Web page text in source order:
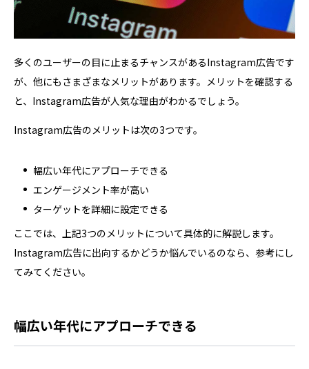
多くのユーザーの目に止まるチャンスがあるInstagram広告です
が、他にもさまざまなメリットがあります。メリットを確認する
と、Instagram広告が人気な理由がわかるでしょう。
Instagram広告のメリットは次の3つです。
幅広い年代にアプローチできる
エンゲージメント率が高い
ターゲットを詳細に設定できる
ここでは、上記3つのメリットについて具体的に解説します。
Instagram広告に出向するかどうか悩んでいるのなら、参考にし
てみてください。
幅広い年代にアプローチできる